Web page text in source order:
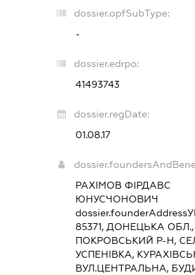
dossier.opfSubType:
-
dossier.edrpo:
41493743
dossier.regDate:
01.08.17
РАХІМОВ ФІРДАВС
ЮНУСЧОНОВИЧ
dossier.founderAddress
85371, ДОНЕЦЬКА ОБЛ.,
ПОКРОВСЬКИЙ Р-Н,
УСПЕНІВКА,
ВУЛ.ЦЕНТРАЛЬНА,